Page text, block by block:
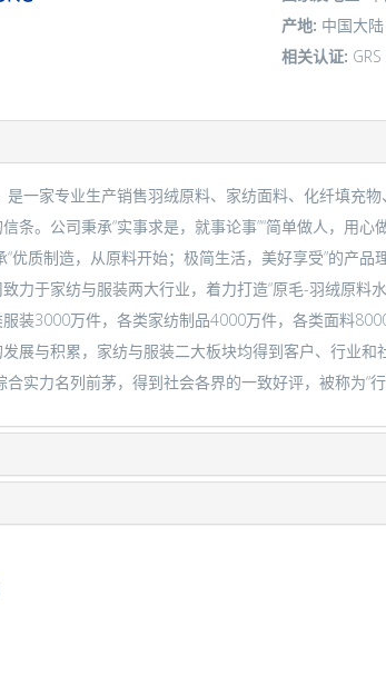
产地: 中国大陆
相关认证: GRS
是一家专业生产销售羽绒原料、家纺面料、化纤填充
条。公司秉承“实事求是，就事论事”“简单做人，用
“优质制造，从原料开始；极简生活，美好享受”的产
于家纺与服装两大行业，着力打造“原毛-羽绒原料
装3000万件，各类家纺制品4000万件，各类面料
展与积累，家纺与服装二大板块均得到客户、行业
实力名列前茅，得到社会各界的一致好评，被称为“